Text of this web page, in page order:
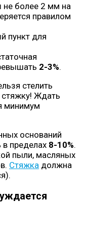
более 2 мм на
правилом
пункт для
2-3%.
стелить
Ждать
минимум
оснований
пределах 8-10%.
пыли, масляных
Стяжка должна